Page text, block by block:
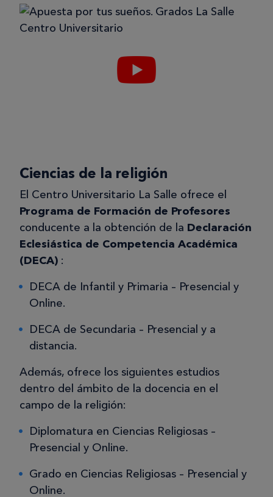
Ciencias de la religión
El Centro Universitario La Salle ofrece el
Programa de Formación de Profesores
conducente a la obtención de la Declaración
Eclesiástica de Competencia Académica
(DECA) :
DECA de Infantil y Primaria – Presencial y
Online.
DECA de Secundaria – Presencial y a
distancia.
Además, ofrece los siguientes estudios
dentro del ámbito de la docencia en el
campo de la religión:
Diplomatura en Ciencias Religiosas –
Presencial y Online.
Grado en Ciencias Religiosas – Presencial y
Online.